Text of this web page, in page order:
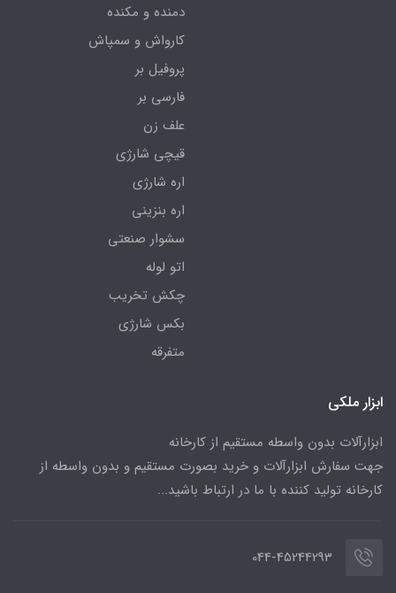
دمنده و مکنده
کارواش و سمپاش
پروفیل بر
فارسی بر
علف زن
قیچی شارژی
اره شارژی
اره بنزینی
سشوار صنعتی
اتو لوله
چکش تخریب
بکس شارژی
متفرقه
ابزار ملکی
ابزارآلات بدون واسطه مستقیم از کارخانه
جهت سفارش ابزارآلات و خرید بصورت مستقیم و بدون واسطه از
کارخانه تولید کننده با ما در ارتباط باشید...
044-45244293